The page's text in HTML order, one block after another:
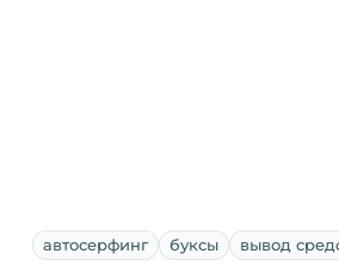
автосерфинг буксы вывод